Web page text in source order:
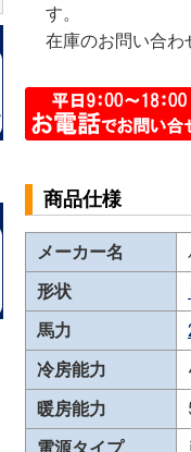
す。
在庫のお問い合わ
商品仕様
メーカー名
形状
馬力
冷房能力
暖房能力